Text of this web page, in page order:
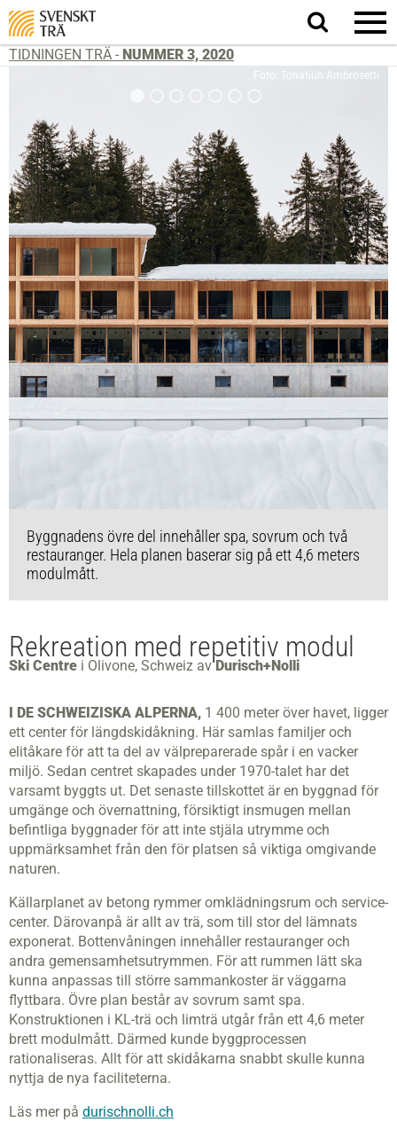
Sök
på
TIDNINGEN TRÄ - NUMMER 3, 2020
Foto: Tonatiuh Ambrosetti
Byggnadens övre del innehåller spa, sovrum och två
restauranger. Hela planen baserar sig på ett 4,6 meters
modulmått.
Rekreation med repetitiv modul
Ski Centre i Olivone, Schweiz av Durisch+Nolli
I DE SCHWEIZISKA ALPERNA, 1 400 meter över havet, ligger
ett center för längdskidåkning. Här samlas familjer och
elitåkare för att ta del av välpreparerade spår i en vacker
miljö. Sedan centret skapades under 1970-talet har det
varsamt byggts ut. Det senaste tillskottet är en byggnad för
umgänge och övernattning, försiktigt insmugen mellan
befintliga byggnader för att inte stjäla utrymme och
uppmärksamhet från den för platsen så viktiga omgivande
naturen.
Källarplanet av betong rymmer omklädningsrum och service-
center. Därovanpå är allt av trä, som till stor del lämnats
exponerat. Bottenvåningen innehåller restauranger och
andra gemensamhetsutrymmen. För att rummen lätt ska
kunna anpassas till större sammankoster är väggarna
flyttbara. Övre plan består av sovrum samt spa.
Konstruktionen i KL-trä och limträ utgår från ett 4,6 meter
brett modulmått. Därmed kunde byggprocessen
rationaliseras. Allt för att skidåkarna snabbt skulle kunna
nyttja de nya faciliteterna.
Läs mer på durischnolli.ch